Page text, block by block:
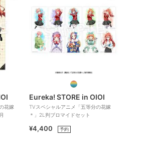
花嫁
Eureka! STORE in OIOI
TVスペシャルアニメ「五等分の花嫁
＊」2L判ブロマイドセット
¥4,400 予約